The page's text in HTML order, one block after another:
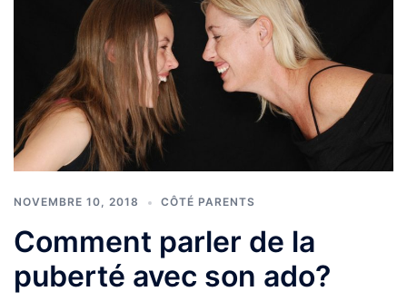
NOVEMBRE 10, 2018 CÔTÉ PARENTS
Comment parler de la
puberté avec son ado?